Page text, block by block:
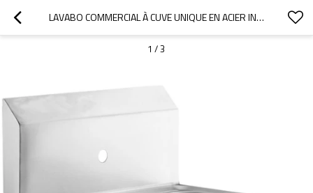
LAVABO COMMERCIAL À CUVE UNIQUE EN ACIER INOXYDABLE
1 /3